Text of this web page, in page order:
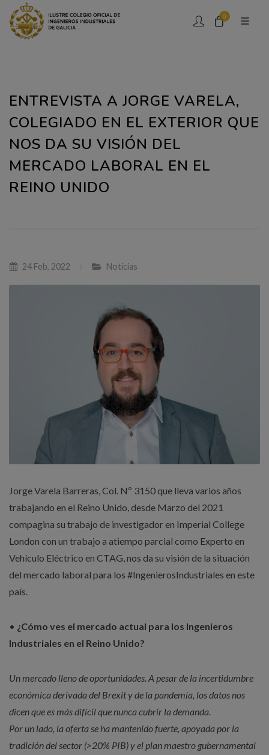
0
ENTREVISTA A JORGE VARELA,
COLEGIADO EN EL EXTERIOR QUE
NOS DA SU VISIÓN DEL
MERCADO LABORAL EN EL
REINO UNIDO
24 Feb, 2022 Noticias
Jorge Varela Barreras, Col. Nº 3150 que lleva varios años
trabajando en el Reino Unido, desde Marzo del 2021
compagina su trabajo de investigador en Imperial College
London con un trabajo a atiempo parcial como Experto en
Vehículo Eléctrico en CTAG, nos da su visión de la situación
del mercado laboral para los #IngenierosIndustriales en este
país.
• ¿Cómo ves el mercado actual para los Ingenieros
Industriales en el Reino Unido?
Un mercado lleno de oportunidades. A pesar de la incertidumbre
económica derivada del Brexit y de la pandemia, los datos nos
dicen que es más difícil que nunca cubrir la demanda.
Por un lado, la oferta se ha mantenido fuerte, apoyada por la
tradición del sector (>20% PIB) y el plan maestro gubernamental